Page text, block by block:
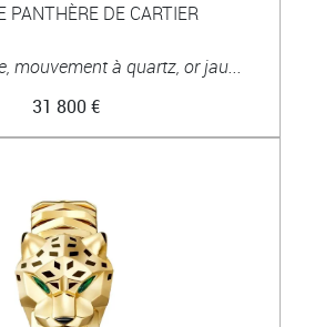
PANTHÈRE DE CARTIER
mouvement à quartz, or jau...
31 800 €